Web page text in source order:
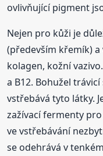
ovlivňující pigment
Nejen pro kůži je
(především křemík)
kolagen, kožní
a B12. Bohužel
vstřebává tyto látky.
zažívací fermenty
ve vstřebávání
se odehrává v